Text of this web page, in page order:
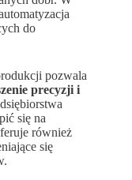
do
pozwala
precyzji i
się na
również
się